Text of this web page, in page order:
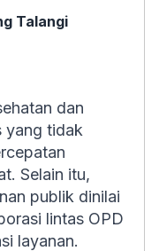
Talangi
dan
yang tidak
Selain itu,
publik dinilai
lintas OPD
layanan.